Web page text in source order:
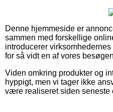
Denne hjemmeside er
sammen med forskellige
introducerer
for så vidt en af vores
Viden omkring produkter og
hyppigt, men vi tager ikke
være realiseret siden seneste